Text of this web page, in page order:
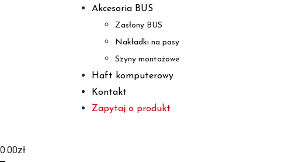
Akcesoria BUS
Zasłony BUS
Nakładki na pasy
Szyny montażowe
Haft komputerowy
Kontakt
Zapytaj o produkt
0.00zł